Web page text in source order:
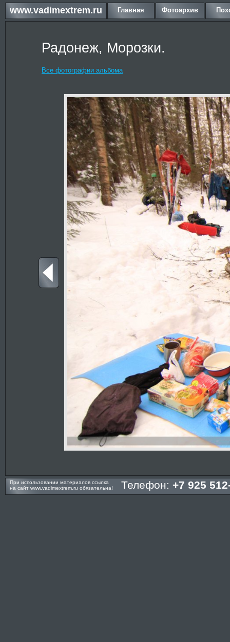
www.vadimextrem.ru Главная Фотоархив
Радонеж, Морозки.
Все фотографии альбома
При использовании материалов ссылка
на сайт www.vadimextrem.ru обязательна! Телефон: +7 925